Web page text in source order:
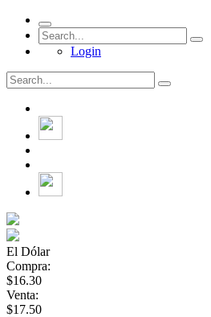
Login
El Dólar
Compra:
$16.30
Venta:
$17.50